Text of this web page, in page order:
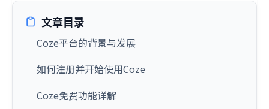
文章目录
Coze平台的背景与发展
如何注册并开始使用Coze
Coze免费功能详解